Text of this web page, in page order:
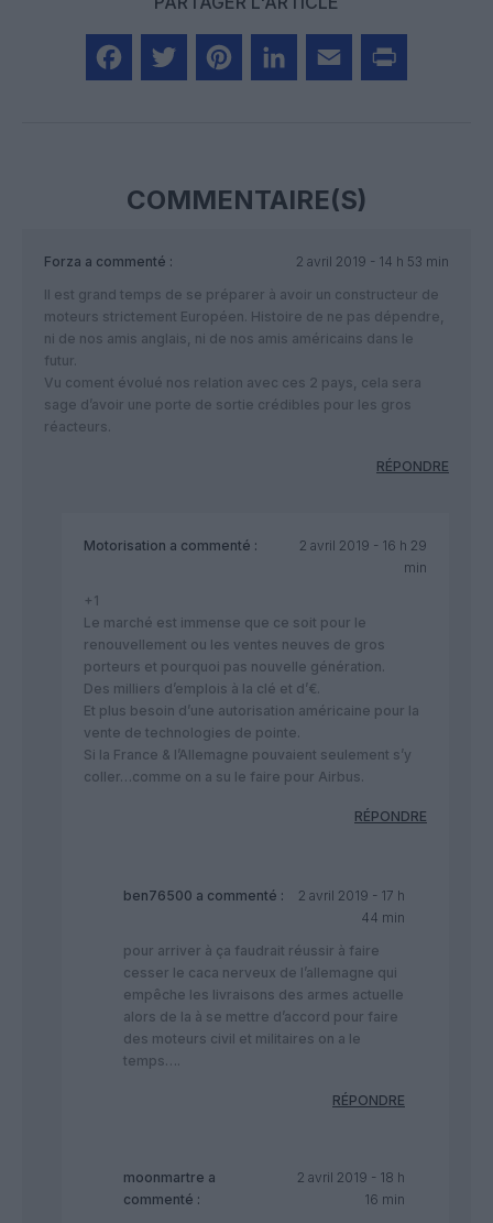
COMMENTAIRE(S)
Forza a commenté :
2 avril 2019 - 14 h 53 min
Il est grand temps de se préparer à avoir un constructeur de
moteurs strictement Européen. Histoire de ne pas dépendre,
ni de nos amis anglais, ni de nos amis américains dans le
futur.
Vu coment évolué nos relation avec ces 2 pays, cela sera
sage d’avoir une porte de sortie crédibles pour les gros
réacteurs.
RÉPONDRE
Motorisation a commenté :
2 avril 2019 - 16 h 29
min
+1
Le marché est immense que ce soit pour le
renouvellement ou les ventes neuves de gros
porteurs et pourquoi pas nouvelle génération.
Des milliers d’emplois à la clé et d’€.
Et plus besoin d’une autorisation américaine pour la
vente de technologies de pointe.
Si la France & l’Allemagne pouvaient seulement s’y
coller…comme on a su le faire pour Airbus.
RÉPONDRE
ben76500 a commenté :
2 avril 2019 - 17 h
44 min
pour arriver à ça faudrait réussir à faire
cesser le caca nerveux de l’allemagne qui
empêche les livraisons des armes actuelle
alors de la à se mettre d’accord pour faire
des moteurs civil et militaires on a le
temps….
RÉPONDRE
moonmartre a
commenté :
2 avril 2019 - 18 h
16 min